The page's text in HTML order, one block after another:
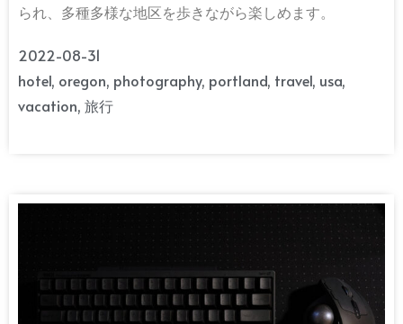
られ、多種多様な地区を歩きながら楽しめます。
2022-08-31
hotel, oregon, photography, portland, travel, usa,
vacation, 旅行